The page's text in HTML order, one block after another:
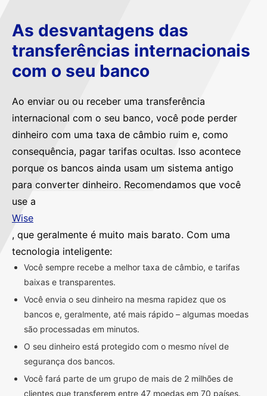
As desvantagens das
transferências internacionais
com o seu banco
Ao enviar ou ou receber uma transferência
internacional com o seu banco, você pode perder
dinheiro com uma taxa de câmbio ruim e, como
consequência, pagar tarifas ocultas. Isso acontece
porque os bancos ainda usam um sistema antigo
para converter dinheiro. Recomendamos que você
use a
Wise
, que geralmente é muito mais barato. Com uma
tecnologia inteligente:
Você sempre recebe a melhor taxa de câmbio, e tarifas
baixas e transparentes.
Você envia o seu dinheiro na mesma rapidez que os
bancos e, geralmente, até mais rápido – algumas moedas
são processadas em minutos.
O seu dinheiro está protegido com o mesmo nível de
segurança dos bancos.
Você fará parte de um grupo de mais de 2 milhões de
clientes que transferem entre 47 moedas em 70 países.